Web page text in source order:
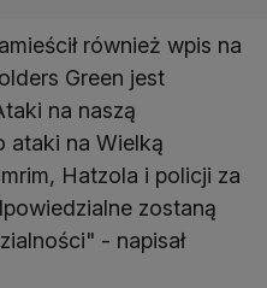
również wpis na
Green jest
na naszą
ataki na Wielką
Hatzola i policji za
zostaną
- napisał